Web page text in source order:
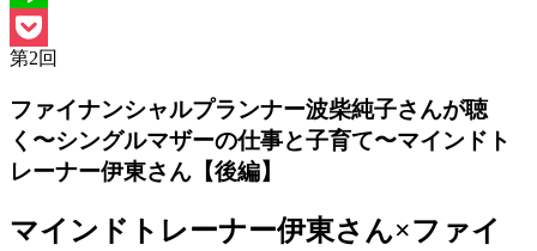
Line
Pocket
第2回
ファイナンシャルプランナー波柴純子さんが聴
く〜シングルマザーの仕事と子育て〜マインドト
レーナー伊東さん【後編】
マインドトレーナー伊東さん×ファイ